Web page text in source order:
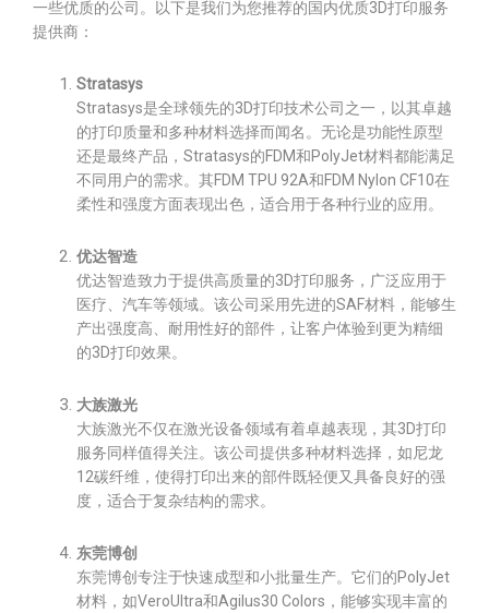
一些优质的公司。以下是我们为您推荐的国内优质3D打印服务
提供商：
Stratasys
Stratasys是全球领先的3D打印技术公司之一，以其卓越
的打印质量和多种材料选择而闻名。无论是功能性原型
还是最终产品，Stratasys的FDM和PolyJet材料都能满足
不同用户的需求。其FDM TPU 92A和FDM Nylon CF10在
柔性和强度方面表现出色，适合用于各种行业的应用。
优达智造
优达智造致力于提供高质量的3D打印服务，广泛应用于
医疗、汽车等领域。该公司采用先进的SAF材料，能够生
产出强度高、耐用性好的部件，让客户体验到更为精细
的3D打印效果。
大族激光
大族激光不仅在激光设备领域有着卓越表现，其3D打印
服务同样值得关注。该公司提供多种材料选择，如尼龙
12碳纤维，使得打印出来的部件既轻便又具备良好的强
度，适合于复杂结构的需求。
东莞博创
东莞博创专注于快速成型和小批量生产。它们的PolyJet
材料，如VeroUltra和Agilus30 Colors，能够实现丰富的